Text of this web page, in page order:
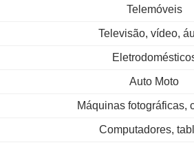
Telemóveis
Televisão, vídeo,
Auto Moto
Máquinas fotográficas,
Computadores,